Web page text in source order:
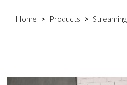
Home Products Streaming